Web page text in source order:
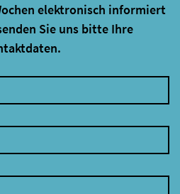
elektronisch informiert
Sie uns bitte Ihre